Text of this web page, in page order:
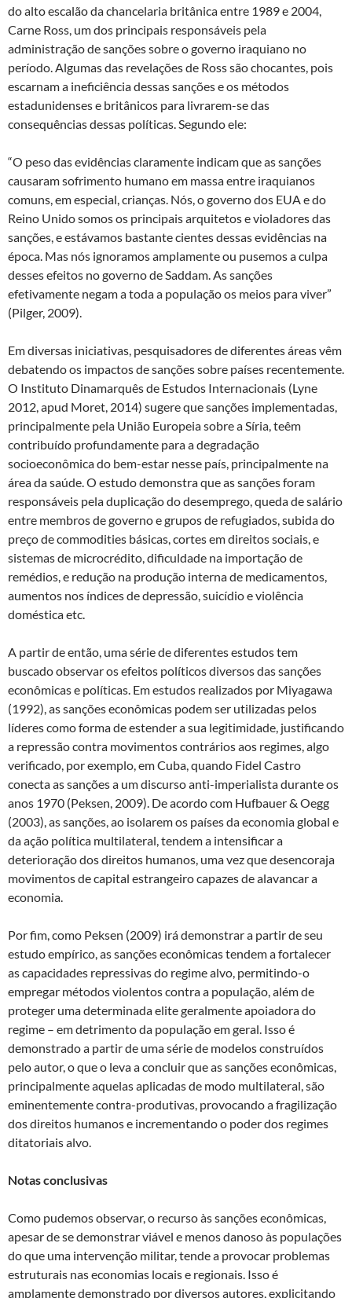
do alto escalão da chancelaria britânica entre 1989 e 2004,
Carne Ross, um dos principais responsáveis pela
administração de sanções sobre o governo iraquiano no
período. Algumas das revelações de Ross são chocantes, pois
escarnam a ineficiência dessas sanções e os métodos
estadunidenses e britânicos para livrarem-se das
consequências dessas políticas. Segundo ele:
“O peso das evidências claramente indicam que as sanções
causaram sofrimento humano em massa entre iraquianos
comuns, em especial, crianças. Nós, o governo dos EUA e do
Reino Unido somos os principais arquitetos e violadores das
sanções, e estávamos bastante cientes dessas evidências na
época. Mas nós ignoramos amplamente ou pusemos a culpa
desses efeitos no governo de Saddam. As sanções
efetivamente negam a toda a população os meios para viver”
(Pilger, 2009).
Em diversas iniciativas, pesquisadores de diferentes áreas vêm
debatendo os impactos de sanções sobre países recentemente.
O Instituto Dinamarquês de Estudos Internacionais (Lyne
2012, apud Moret, 2014) sugere que sanções implementadas,
principalmente pela União Europeia sobre a Síria, teêm
contribuído profundamente para a degradação
socioeconômica do bem-estar nesse país, principalmente na
área da saúde. O estudo demonstra que as sanções foram
responsáveis pela duplicação do desemprego, queda de salário
entre membros de governo e grupos de refugiados, subida do
preço de commodities básicas, cortes em direitos sociais, e
sistemas de microcrédito, dificuldade na importação de
remédios, e redução na produção interna de medicamentos,
aumentos nos índices de depressão, suicídio e violência
doméstica etc.
A partir de então, uma série de diferentes estudos tem
buscado observar os efeitos políticos diversos das sanções
econômicas e políticas. Em estudos realizados por Miyagawa
(1992), as sanções econômicas podem ser utilizadas pelos
líderes como forma de estender a sua legitimidade, justificando
a repressão contra movimentos contrários aos regimes, algo
verificado, por exemplo, em Cuba, quando Fidel Castro
conecta as sanções a um discurso anti-imperialista durante os
anos 1970 (Peksen, 2009). De acordo com Hufbauer & Oegg
(2003), as sanções, ao isolarem os países da economia global e
da ação política multilateral, tendem a intensificar a
deterioração dos direitos humanos, uma vez que desencoraja
movimentos de capital estrangeiro capazes de alavancar a
economia.
Por fim, como Peksen (2009) irá demonstrar a partir de seu
estudo empírico, as sanções econômicas tendem a fortalecer
as capacidades repressivas do regime alvo, permitindo-o
empregar métodos violentos contra a população, além de
proteger uma determinada elite geralmente apoiadora do
regime – em detrimento da população em geral. Isso é
demonstrado a partir de uma série de modelos construídos
pelo autor, o que o leva a concluir que as sanções econômicas,
principalmente aquelas aplicadas de modo multilateral, são
eminentemente contra-produtivas, provocando a fragilização
dos direitos humanos e incrementando o poder dos regimes
ditatoriais alvo.
Notas conclusivas
Como pudemos observar, o recurso às sanções econômicas,
apesar de se demonstrar viável e menos danoso às populações
do que uma intervenção militar, tende a provocar problemas
estruturais nas economias locais e regionais. Isso é
amplamente demonstrado por diversos autores, explicitando